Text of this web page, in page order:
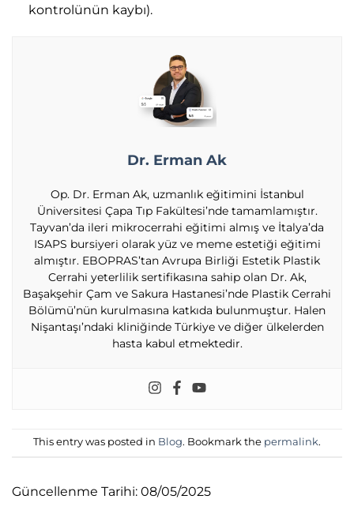
kontrolünün kaybı).
Dr. Erman Ak
Op. Dr. Erman Ak, uzmanlık eğitimini İstanbul
Üniversitesi Çapa Tıp Fakültesi’nde tamamlamıştır.
Tayvan’da ileri mikrocerrahi eğitimi almış ve İtalya’da
ISAPS bursiyeri olarak yüz ve meme estetiği eğitimi
almıştır. EBOPRAS’tan Avrupa Birliği Estetik Plastik
Cerrahi yeterlilik sertifikasına sahip olan Dr. Ak,
Başakşehir Çam ve Sakura Hastanesi’nde Plastik Cerrahi
Bölümü’nün kurulmasına katkıda bulunmuştur. Halen
Nişantaşı’ndaki kliniğinde Türkiye ve diğer ülkelerden
hasta kabul etmektedir.
This entry was posted in Blog. Bookmark the permalink.
Güncellenme Tarihi: 08/05/2025